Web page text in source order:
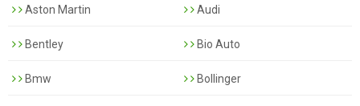
Aston Martin Audi
Bentley Bio Auto
Bmw Bollinger